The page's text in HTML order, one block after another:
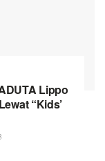
Lippo
“Kids’